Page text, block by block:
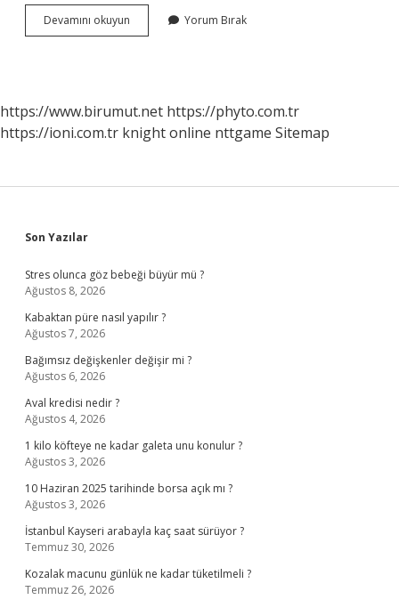
Devamını okuyun Makarna
Karbonhidrat
Yağ
Mı
Yorum Bırak
https://www.birumut.net https://phyto.com.tr
https://ioni.com.tr knight online nttgame Sitemap
Sidebar
Son Yazılar
Stres olunca göz bebeği büyür mü ?
Ağustos 8, 2026
Kabaktan püre nasıl yapılır ?
Ağustos 7, 2026
Bağımsız değişkenler değişir mi ?
Ağustos 6, 2026
Aval kredisi nedir ?
Ağustos 4, 2026
1 kilo köfteye ne kadar galeta unu konulur ?
Ağustos 3, 2026
10 Haziran 2025 tarihinde borsa açık mı ?
Ağustos 3, 2026
İstanbul Kayseri arabayla kaç saat sürüyor ?
Temmuz 30, 2026
Kozalak macunu günlük ne kadar tüketilmeli ?
Temmuz 26, 2026